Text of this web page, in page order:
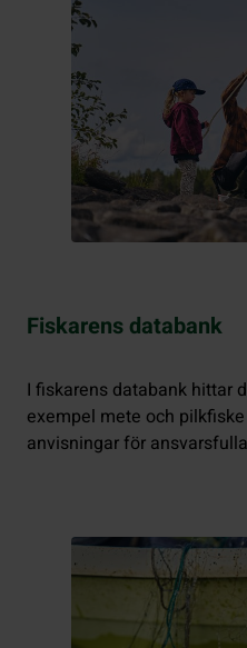
Fiskarens databank
I fiskarens databank hittar
exempel mete och
anvisningar för